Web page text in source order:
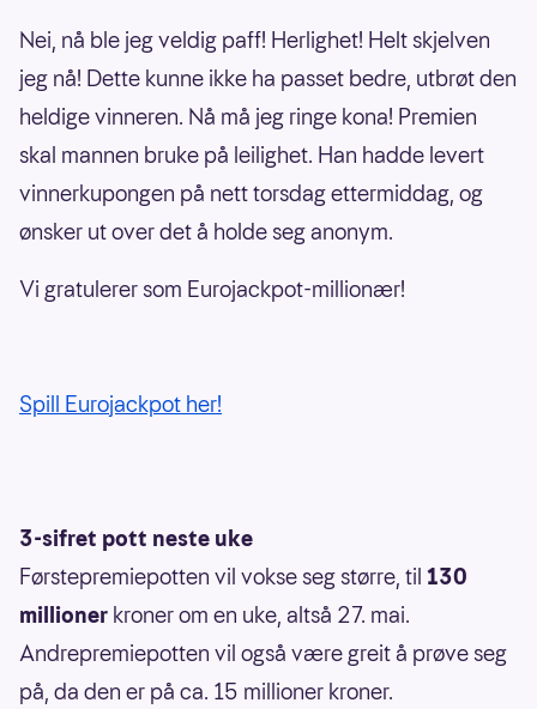
Nei, nå ble jeg veldig paff! Herlighet! Helt skjelven
jeg nå! Dette kunne ikke ha passet bedre, utbrøt den
heldige vinneren. Nå må jeg ringe kona! Premien
skal mannen bruke på leilighet. Han hadde levert
vinnerkupongen på nett torsdag ettermiddag, og
ønsker ut over det å holde seg anonym.
Vi gratulerer som Eurojackpot-millionær!
Spill Eurojackpot her!
3-sifret pott neste uke
Førstepremiepotten vil vokse seg større, til 130
millioner kroner om en uke, altså 27. mai.
Andrepremiepotten vil også være greit å prøve seg
på, da den er på ca. 15 millioner kroner.